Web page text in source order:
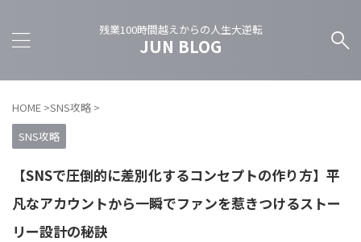
残業100時間越えからの人生大逆転
JUN BLOG
HOME >SNS攻略 >
SNS攻略
【SNSで圧倒的に差別化するコンセプトの作り方】平
凡なアカウントから一瞬でファンを惹きつけるストー
リー設計の秘訣